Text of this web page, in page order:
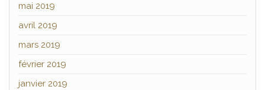
mai 2019
avril 2019
mars 2019
février 2019
janvier 2019